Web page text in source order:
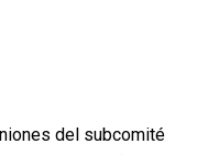
del subcomité